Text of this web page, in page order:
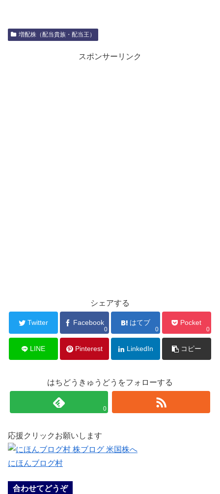
増配株（配当貴族・配当王）
スポンサーリンク
シェアする
Twitter Facebook
0
はてブ
0
Pocket
0
LINE Pinterest LinkedIn コピー
はちどうきゅうどうをフォローする
0
応援クリックお願いします
にほんブログ村
合わせてどうぞ